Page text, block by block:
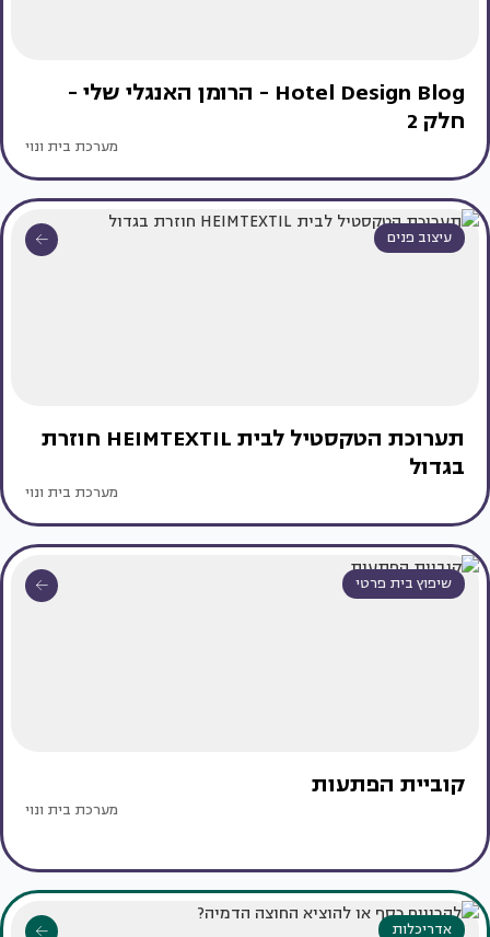
Hotel Design Blog - הרומן האנגלי שלי -
חלק 2
מערכת בית ונוי
עיצוב פנים
תערוכת הטקסטיל לבית HEIMTEXTIL חוזרת
בגדול
מערכת בית ונוי
שיפוץ בית פרטי
קוביית הפתעות
מערכת בית ונוי
אדריכלות